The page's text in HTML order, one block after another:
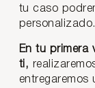
tu caso
personalizado.
En tu primera
ti,